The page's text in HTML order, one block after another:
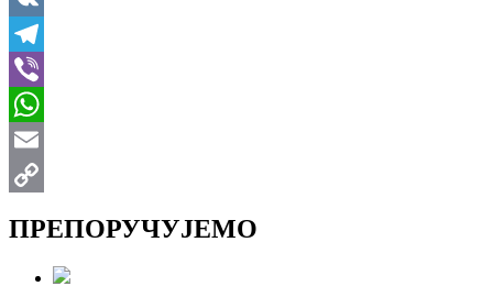
VK
Telegram
Viber
WhatsApp
Email
ПРЕПОРУЧУЈЕМО